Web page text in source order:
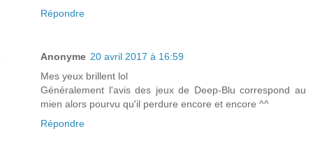
Répondre
Anonyme 20 avril 2017 à 16:59
Mes yeux brillent lol
Généralement l'avis des jeux de Deep-Blu correspond au
mien alors pourvu qu'il perdure encore et encore ^^
Répondre